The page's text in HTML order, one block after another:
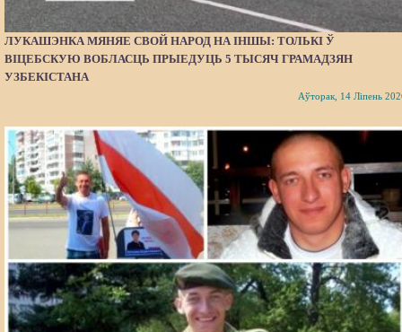
ЛУКАШЭНКА МЯНЯЕ СВОЙ НАРОД НА ІНШЫ: ТОЛЬКІ Ў
ВІЦЕБСКУЮ ВОБЛАСЦЬ ПРЫЕДУЦЬ 5 ТЫСЯЧ ГРАМАДЗЯН
УЗБЕКІСТАНА
Аўторак, 14 Ліпень